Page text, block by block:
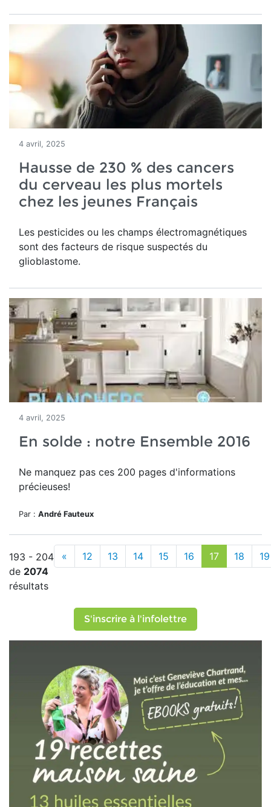
4 avril, 2025
Hausse de 230 % des cancers
du cerveau les plus mortels
chez les jeunes Français
Les pesticides ou les champs électromagnétiques
sont des facteurs de risque suspectés du
glioblastome.
4 avril, 2025
En solde : notre Ensemble 2016
Ne manquez pas ces 200 pages d'informations
précieuses!
Par : André Fauteux
193 - 204
de 2074
résultats
« 12 13 14 15 16 17 18 19
S'inscrire à l'infolettre